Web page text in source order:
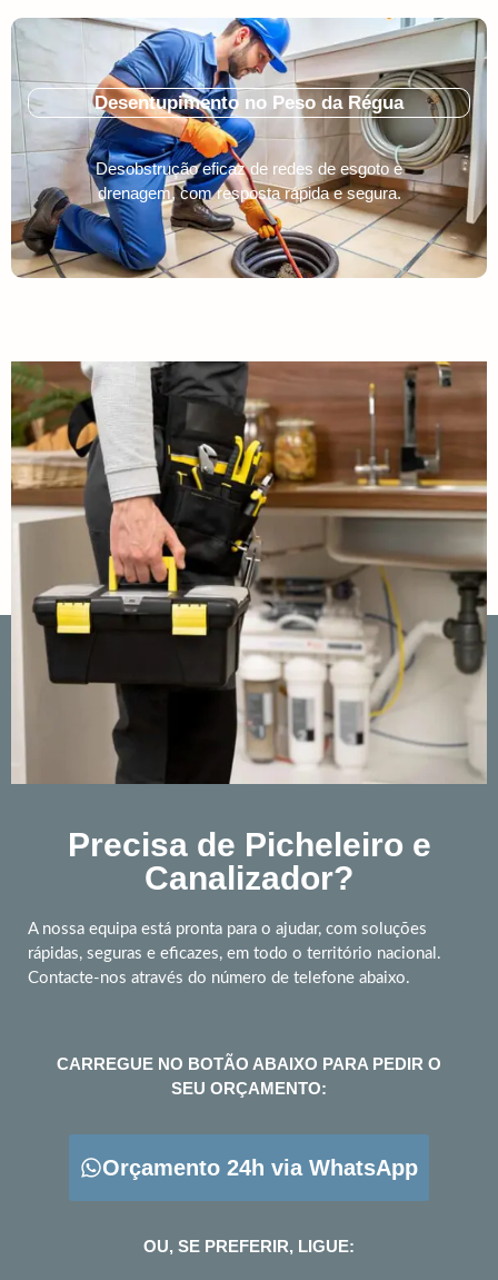
Desentupimento no Peso da Régua
Desobstrução eficaz de redes de esgoto e
drenagem, com resposta rápida e segura.
Precisa de Picheleiro e
Canalizador?
A nossa equipa está pronta para o ajudar, com soluções
rápidas, seguras e eficazes, em todo o território nacional.
Contacte-nos através do número de telefone abaixo.
CARREGUE NO BOTÃO ABAIXO PARA PEDIR O
SEU ORÇAMENTO:
Orçamento 24h via WhatsApp
OU, SE PREFERIR, LIGUE: